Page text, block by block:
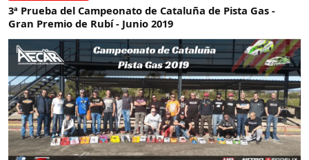
3ª Prueba del Campeonato de Cataluña de Pista Gas -
Gran Premio de Rubí - Junio 2019